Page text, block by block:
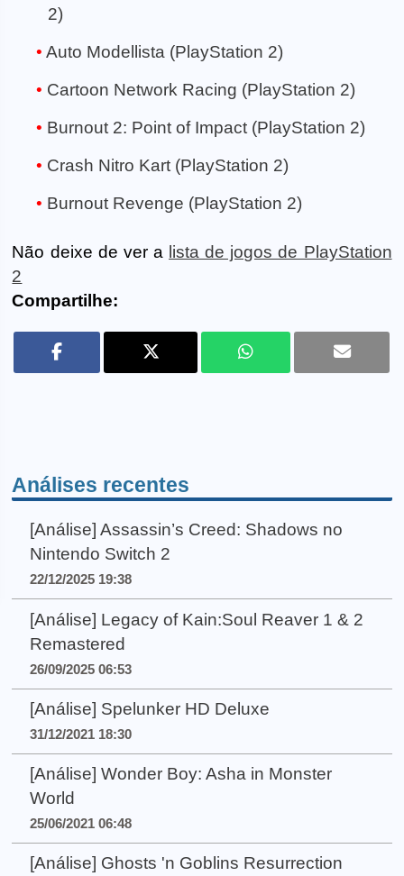
2)
Auto Modellista (PlayStation 2)
Cartoon Network Racing (PlayStation 2)
Burnout 2: Point of Impact (PlayStation 2)
Crash Nitro Kart (PlayStation 2)
Burnout Revenge (PlayStation 2)
Não deixe de ver a lista de jogos de PlayStation
2
Compartilhe:
Análises recentes
[Análise] Assassin’s Creed: Shadows no
Nintendo Switch 2
22/12/2025 19:38
[Análise] Legacy of Kain:Soul Reaver 1 & 2
Remastered
26/09/2025 06:53
[Análise] Spelunker HD Deluxe
31/12/2021 18:30
[Análise] Wonder Boy: Asha in Monster
World
25/06/2021 06:48
[Análise] Ghosts 'n Goblins Resurrection